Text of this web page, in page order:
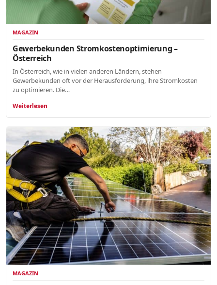
MAGAZIN
Gewerbekunden Stromkostenoptimierung –
Österreich
In Österreich, wie in vielen anderen Ländern, stehen
Gewerbekunden oft vor der Herausforderung, ihre Stromkosten
zu optimieren. Die…
Weiterlesen
MAGAZIN